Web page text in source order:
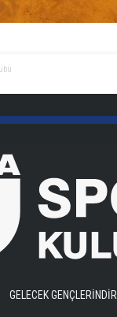
GELECEK GENÇLERİNDİR